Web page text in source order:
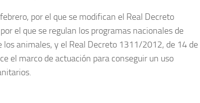
por el que se modifican el Real Decreto
el que se regulan los programas nacionales de
los animales, y el Real Decreto 1311/2012, de 14 de
el marco de actuación para conseguir un uso